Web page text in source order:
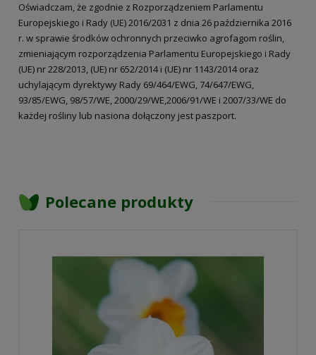
Oświadczam, że zgodnie z Rozporządzeniem Parlamentu
Europejskiego i Rady (UE) 2016/2031 z dnia 26 października 2016
r. w sprawie środków ochronnych przeciwko agrofagom roślin,
zmieniającym rozporządzenia Parlamentu Europejskiego i Rady
(UE) nr 228/2013, (UE) nr 652/2014 i (UE) nr 1143/2014 oraz
uchylającym dyrektywy Rady 69/464/EWG, 74/647/EWG,
93/85/EWG, 98/57/WE, 2000/29/WE,2006/91/WE i 2007/33/WE do
każdej rośliny lub nasiona dołączony jest paszport.
Polecane produkty